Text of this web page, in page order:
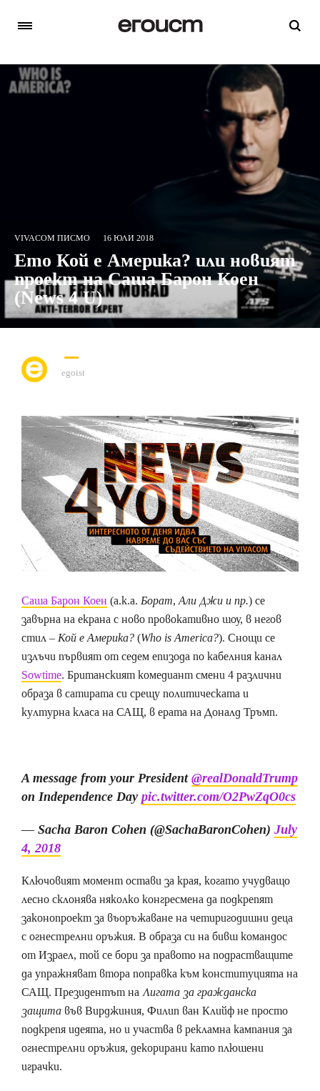
VIVACOM ПИСМО 16 ЮЛИ 2018
Ето Кой е Америка? или новият
проект на Саша Барон Коен
(News 4 U)
egoist
Саша Барон Коен (а.к.а. Борат, Али Джи и пр.) се
завърна на екрана с ново провокативно шоу, в негов
стил –Кой е Америка?(Who is America?). Снощи се
излъчи първият от седем епизода по кабелния канал
Sowtime. Британският комедиант смени 4 различни
образа в сатирата си срещу политическата и
културна класа на САЩ, в ерата на Доналд Тръмп.
A message from your President@realDonaldTrump
on Independence Day pic.twitter.com/O2PwZqO0cs
— Sacha Baron Cohen (@SachaBaronCohen) July
4, 2018
Ключовият момент остави за края, когато учудващо
лесно склонява няколко конгресмена да подкрепят
законопроект за въоръжаване на четиригодишни деца
с огнестрелни оръжия. В образа си на бивш командос
от Израел, той се бори за правото на подрастващите
да упражняват втора поправка към конституцията на
САЩ. Президентът наЛигата за гражданска
защита във Вирджиния, Филип ван Клийф не просто
подкрепя идеята, но и участва в рекламна кампания за
огнестрелни оръжия, декорирани като плюшени
играчки.